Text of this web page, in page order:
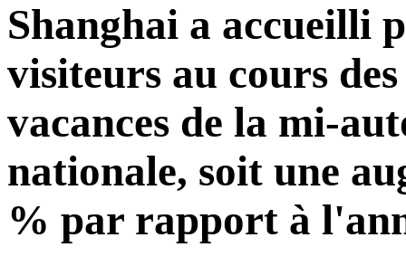
Shanghai a accueilli
visiteurs au cours
vacances de la mi-
nationale, soit une
% par rapport à